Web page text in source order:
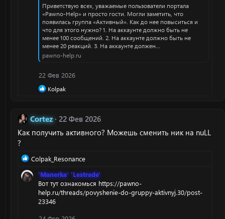
Приветствую всех, уважаемые пользователи портала
«Pawno-Help» и просто гости. Могли заметить, что
появилась группа «Активный». Как до нее повыситься и
что для этого нужно? 1. На аккаунте должно быть не
менее 100 сообщений. 2. На аккаунте должно быть не
менее 20 реакций. 3. На аккаунте должен...
pawno-help.ru
22 Фев 2026
Р
ц
и
Kolpak
Сortez
22 Фев 2026
Как получить активного? Можешь сменить ник на nuLL
?
Р
а
Colpak_Resonance
'Manerka' 'Lestrade'
Вот тут ознакомься https://pawno-
help.ru/threads/povyshenie-do-gruppy-aktivnyj.30/post-
23346